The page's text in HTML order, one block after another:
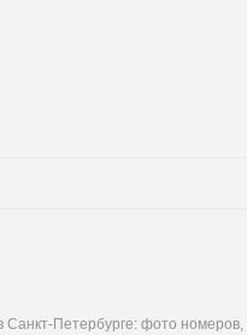
Петербурге: фото номеров,